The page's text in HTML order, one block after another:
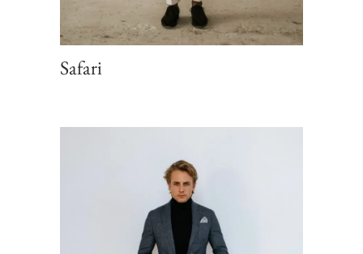
Safari